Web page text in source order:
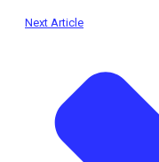
Next Article